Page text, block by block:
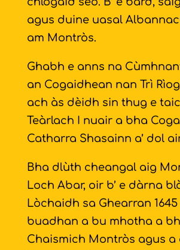
agus duine uasal
am Montròs.
Ghabh e anns na
an Cogaidhean nan Trì
ach às dèidh sin thug e
Teàrlach I nuair a bha
Catharra Shasainn a’ dol
Bha dlùth cheangal aig
Loch Abar, oir b’ e dàrna
Lòchaidh sa Ghearran
buadhan a bu mhotha a
Chaismich Montròs agus a